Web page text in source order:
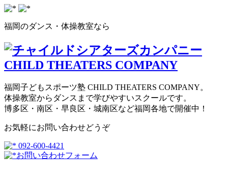
福岡のダンス・体操教室なら
福岡子どもスポーツ塾 CHILD THEATERS COMPANY。
体操教室からダンスまで学びやすいスクールです。
博多区・南区・早良区・城南区など福岡各地で開催中！
お気軽にお問い合わせどうぞ
092-600-4421
お問い合わせフォーム